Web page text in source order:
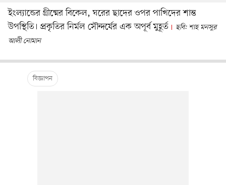
ইংল্যান্ডের গ্রীষ্মের বিকেল, ঘরের ছাদের ওপর পাখিদের শান্ত
উপস্থিতি। প্রকৃতির নির্মল সৌন্দর্যের এক অপূর্ব মুহূর্ত
ছবি: শাহ মনসুর
আলী নোমান